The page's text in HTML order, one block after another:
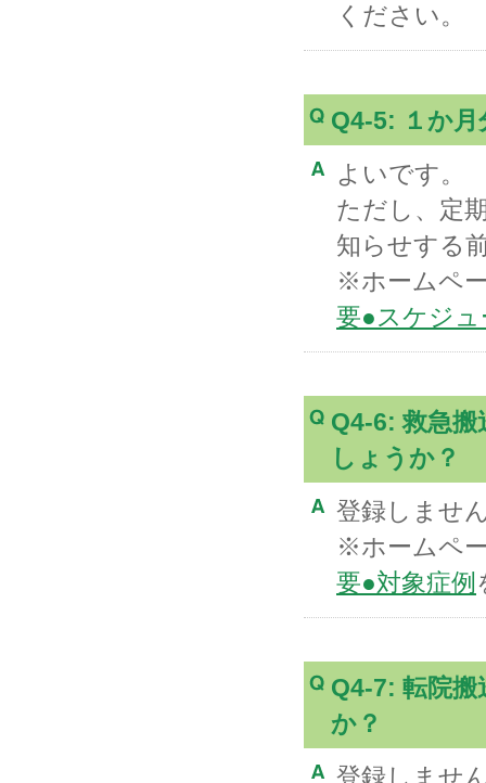
ください。
Q4-5: １か
よいです。
ただし、定
知らせする
※ホームペ
要●スケジュ
Q4-6: 救急
しょうか？
登録しませ
※ホームペ
要●対象症例
Q4-7: 転院
か？
登録しませ